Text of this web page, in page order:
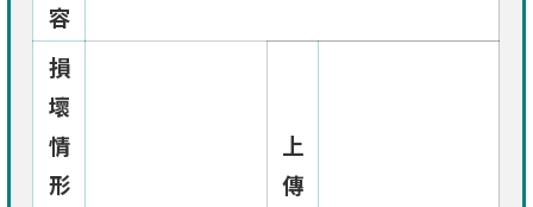
容
損
壞
情
形
上
傳